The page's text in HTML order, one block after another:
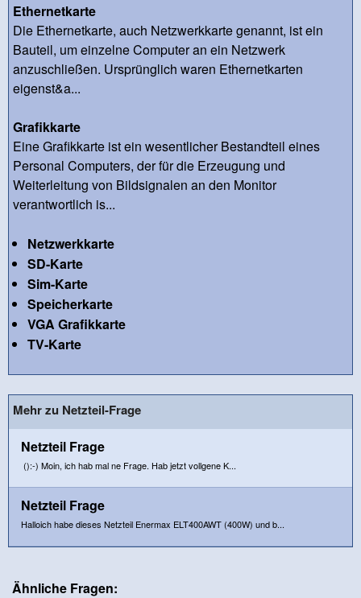
Ethernetkarte
Die Ethernetkarte, auch Netzwerkkarte genannt, ist ein
Bauteil, um einzelne Computer an ein Netzwerk
anzuschließen. Ursprünglich waren Ethernetkarten
eigenst&a...
Grafikkarte
Eine Grafikkarte ist ein wesentlicher Bestandteil eines
Personal Computers, der für die Erzeugung und
Weiterleitung von Bildsignalen an den Monitor
verantwortlich is...
Netzwerkkarte
SD-Karte
Sim-Karte
Speicherkarte
VGA Grafikkarte
TV-Karte
Mehr zu Netzteil-Frage
Netzteil Frage
():-) Moin, ich hab mal ne Frage. Hab jetzt vollgene K...
Netzteil Frage
Halloich habe dieses Netzteil Enermax ELT400AWT (400W) und b...
Ähnliche Fragen: